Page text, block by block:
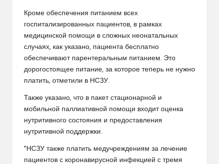
Кроме обеспечения питанием всех
госпитализированных пациентов, в рамках
медицинской помощи в сложных неонатальных
случаях, как указано, пациента бесплатно
обеспечивают парентеральным питанием. Это
дорогостоящее питание, за которое теперь не нужно
платить, отметили в НСЗУ.
Также указано, что в пакет стационарной и
мобильной паллиативной помощи входит оценка
нутритивного состояния и предоставления
нутритивной поддержки.
"НСЗУ также платить медучреждениям за лечение
пациентов с коронавирусной инфекцией с тремя